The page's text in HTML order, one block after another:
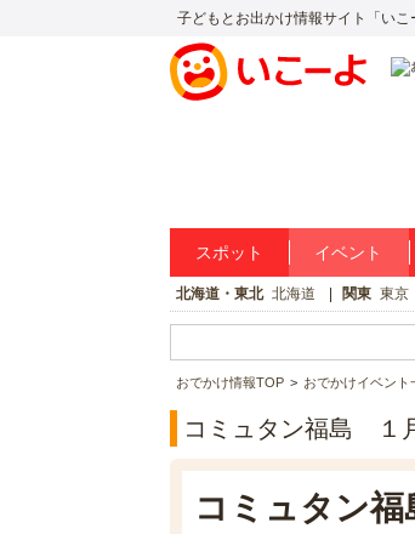
子どもとお出かけ情報サイト「い
スポット イベント
北海道・東北 北海道 関東 東京
おでかけ情報TOP おでかけイベント
コミュタン福島 １
コミュタン